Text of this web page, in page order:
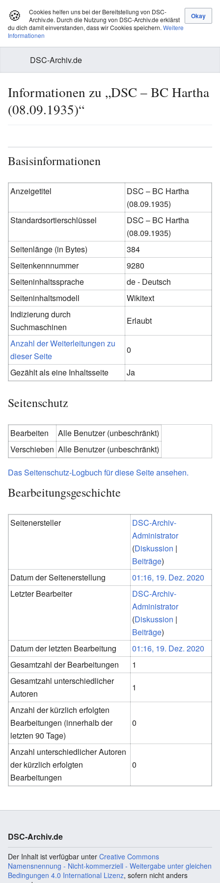
🍪
Cookies helfen uns bei der Bereitstellung von DSC-
Archiv.de. Durch die Nutzung von DSC-Archiv.de erklärst
du dich damit einverstanden, dass wir Cookies speichern. Weitere
Informationen
DSC-Archiv.de
Informationen zu „DSC – BC Hartha
(08.09.1935)“
Basisinformationen
Anzeigetitel
DSC – BC Hartha
(08.09.1935)
Standardsortierschlüssel
DSC – BC Hartha
(08.09.1935)
Seitenlänge (in Bytes)
384
Seitenkennnummer
9280
Seiteninhaltssprache
de - Deutsch
Seiteninhaltsmodell
Wikitext
Indizierung durch
Suchmaschinen
Erlaubt
Anzahl der Weiterleitungen zu
dieser Seite
0
Gezählt als eine Inhaltsseite
Ja
Seitenschutz
Bearbeiten
Alle Benutzer (unbeschränkt)
Verschieben Alle Benutzer (unbeschränkt)
Das Seitenschutz-Logbuch für diese Seite ansehen.
Bearbeitungsgeschichte
Seitenersteller
DSC-Archiv-
Administrator
(Diskussion |
Beiträge)
Datum der Seitenerstellung
01:16, 19. Dez. 2020
Letzter Bearbeiter
DSC-Archiv-
Administrator
(Diskussion |
Beiträge)
Datum der letzten Bearbeitung
01:16, 19. Dez. 2020
Gesamtzahl der Bearbeitungen
1
Gesamtzahl unterschiedlicher
Autoren
1
Anzahl der kürzlich erfolgten
Bearbeitungen (innerhalb der
letzten 90 Tage)
0
Anzahl unterschiedlicher Autoren
der kürzlich erfolgten
Bearbeitungen
0
DSC-Archiv.de
Der Inhalt ist verfügbar unter Creative Commons
Namensnennung - Nicht-kommerziell - Weitergabe unter gleichen
Bedingungen 4.0 International Lizenz, sofern nicht anders